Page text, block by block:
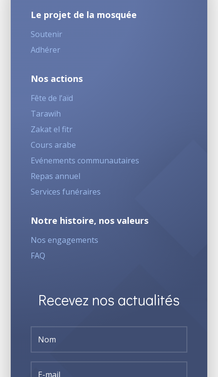
Le projet de la mosquée
Soutenir
Adhérer
Nos actions
Fête de l’aïd
Tarawih
Zakat el fitr
Cours arabe
Evénements communautaires
Repas annuel
Services funéraires
Notre histoire, nos valeurs
Nos engagements
FAQ
Recevez nos actualités